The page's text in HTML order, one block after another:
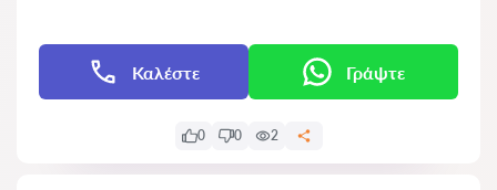
Καλέστε Γράψτε
0 0 2